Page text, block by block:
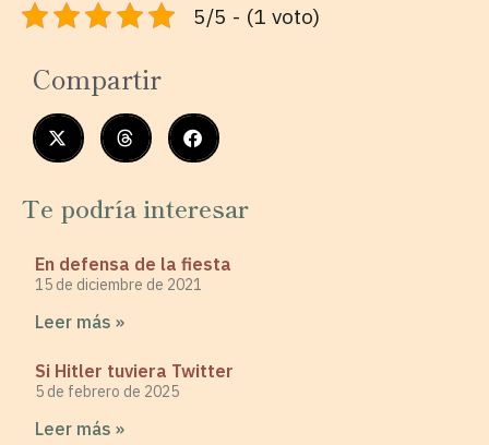
5/5 - (1 voto)
Compartir
Te podría interesar
En defensa de la fiesta
15 de diciembre de 2021
Leer más »
Si Hitler tuviera Twitter
5 de febrero de 2025
Leer más »